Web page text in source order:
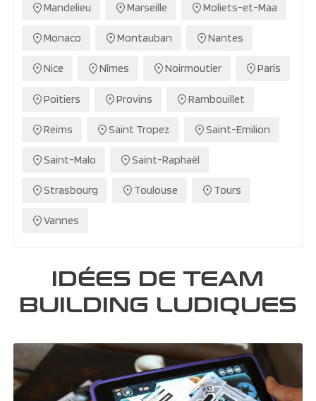
Mandelieu Marseille Moliets-et-Maa
Monaco Montauban Nantes
Nice Nîmes Noirmoutier Paris
Poitiers Provins Rambouillet
Reims Saint Tropez Saint-Emilion
Saint-Malo Saint-Raphaël
Strasbourg Toulouse Tours
Vannes
IDÉES DE TEAM
BUILDING LUDIQUES